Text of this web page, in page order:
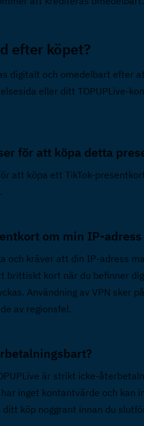
efter köpet?
digitalt och omedelbart efter
eller ditt TOPUPLive-
för att köpa detta
att köpa ett TikTok-
om min IP-
och kräver att din IP-adress
brittiskt kort när du befinner
Användning av VPN sker
av regionsfel.
är strikt icke-
inget kontantvärde och kan
köp noggrant innan du